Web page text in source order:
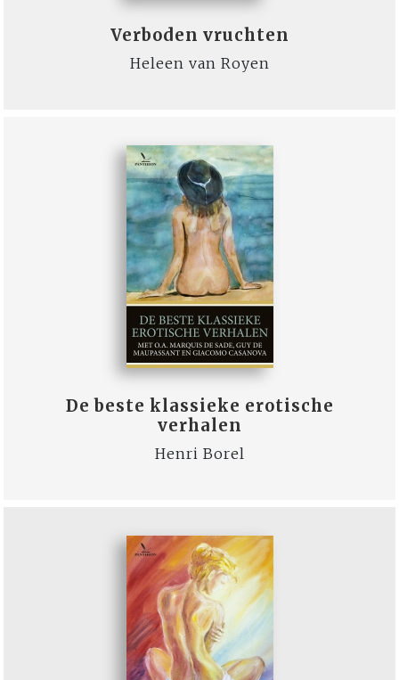
Verboden vruchten
Heleen van Royen
De beste klassieke erotische
verhalen
Henri Borel